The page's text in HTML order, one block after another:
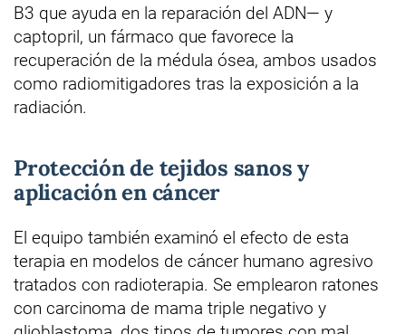
B3 que ayuda en la reparación del ADN— y
captopril, un fármaco que favorece la
recuperación de la médula ósea, ambos usados
como radiomitigadores tras la exposición a la
radiación.
Protección de tejidos sanos y
aplicación en cáncer
El equipo también examinó el efecto de esta
terapia en modelos de cáncer humano agresivo
tratados con radioterapia. Se emplearon ratones
con carcinoma de mama triple negativo y